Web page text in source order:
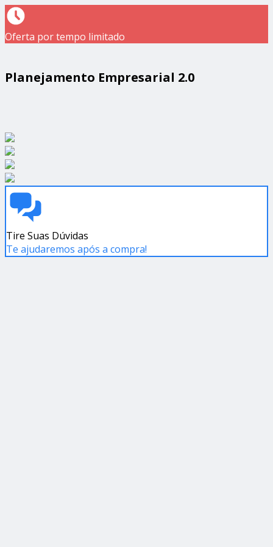
Oferta por tempo limitado
Planejamento Empresarial 2.0
Tire Suas Dúvidas
Te ajudaremos após a compra!